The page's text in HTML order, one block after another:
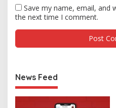
Save my name, email, and
the next time I comment.
News Feed